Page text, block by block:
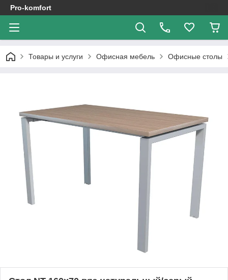
Pro-komfort
Товары и услуги Офисная мебель Офисные столы